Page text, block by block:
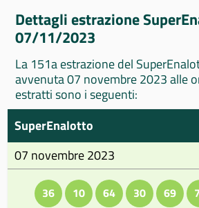
Dettagli estrazione
07/11/2023
La 151a estrazione del
avvenuta 07 novembre 2023 alle
estratti sono i seguenti:
SuperEnalotto
07 novembre 2023
36 10 64 30 69